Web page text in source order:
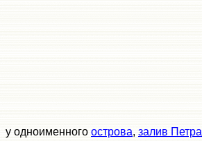
у одноименного острова, залив